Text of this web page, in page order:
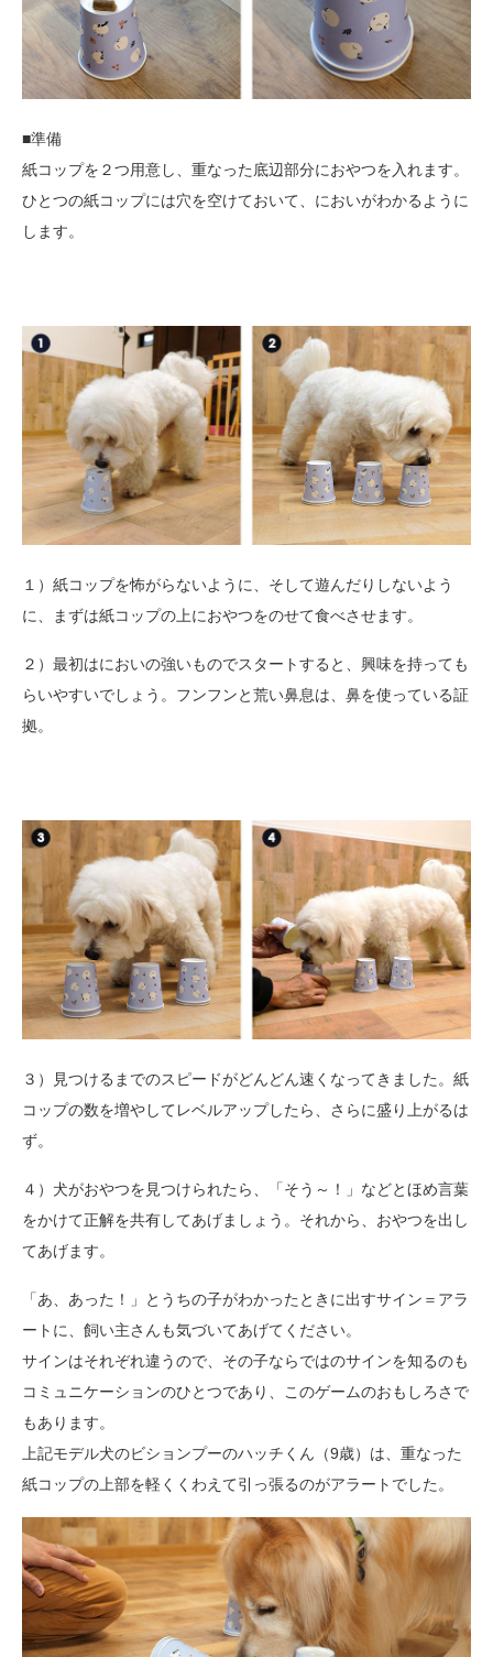
■準備
紙コップを２つ用意し、重なった底辺部分におやつを入れます。
ひとつの紙コップには穴を空けておいて、においがわかるように
します。
１）紙コップを怖がらないように、そして遊んだりしないよう
に、まずは紙コップの上におやつをのせて食べさせます。
２）最初はにおいの強いものでスタートすると、興味を持っても
らいやすいでしょう。フンフンと荒い鼻息は、鼻を使っている証
拠。
３）見つけるまでのスピードがどんどん速くなってきました。紙
コップの数を増やしてレベルアップしたら、さらに盛り上がるは
ず。
４）犬がおやつを見つけられたら、「そう～！」などとほめ言葉
をかけて正解を共有してあげましょう。それから、おやつを出し
てあげます。
「あ、あった！」とうちの子がわかったときに出すサイン＝アラ
ートに、飼い主さんも気づいてあげてください。
サインはそれぞれ違うので、その子ならではのサインを知るのも
コミュニケーションのひとつであり、このゲームのおもしろさで
もあります。
上記モデル犬のビションプーのハッチくん（9歳）は、重なった
紙コップの上部を軽くくわえて引っ張るのがアラートでした。